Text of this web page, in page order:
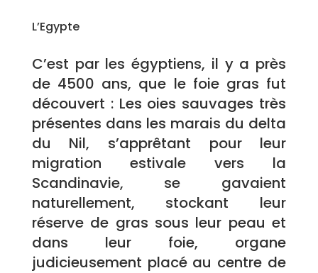
L’Egypte
C’est par les égyptiens, il y a près
de 4500 ans, que le foie gras fut
découvert : Les oies sauvages très
présentes dans les marais du delta
du Nil, s’apprêtant pour leur
migration estivale vers la
Scandinavie, se gavaient
naturellement, stockant leur
réserve de gras sous leur peau et
dans leur foie, organe
judicieusement placé au centre de